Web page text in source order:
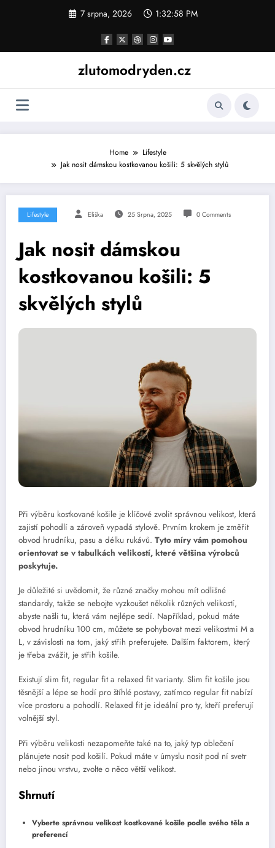
7 srpna, 2026 1:32:59 PM
zlutomodryden.cz
Home
Lifestyle
Jak nosit dámskou kostkovanou košili: 5 skvělých stylů
Lifestyle Eliška 25 Srpna, 2025 0 Comments
Jak nosit dámskou
kostkovanou košili: 5
skvělých stylů
Při výběru kostkované košile je klíčové zvolit správnou velikost, která
zajistí pohodlí a zároveň vypadá stylově. Prvním krokem je změřit
obvod hrudníku, pasu a délku rukávů. Tyto míry vám pomohou
orientovat se v tabulkách velikostí, které většina výrobců
poskytuje.
Je důležité si uvědomit, že různé značky mohou mít odlišné
standardy, takže se nebojte vyzkoušet několik různých velikostí,
abyste našli tu, která vám nejlépe sedí. Například, pokud máte
obvod hrudníku 100 cm, můžete se pohybovat mezi velikostmi M a
L, v závislosti na tom, jaký střih preferujete. Dalším faktorem, který
je třeba zvážit, je střih košile.
Existují slim fit, regular fit a relaxed fit varianty. Slim fit košile jsou
těsnější a lépe se hodí pro štíhlé postavy, zatímco regular fit nabízí
více prostoru a pohodlí. Relaxed fit je ideální pro ty, kteří preferují
volnější styl.
Při výběru velikosti nezapomeňte také na to, jaký typ oblečení
plánujete nosit pod košilí. Pokud máte v úmyslu nosit pod ní svetr
nebo jinou vrstvu, zvolte o něco větší velikost.
Shrnutí
Vyberte správnou velikost kostkované košile podle svého těla a
preferencí